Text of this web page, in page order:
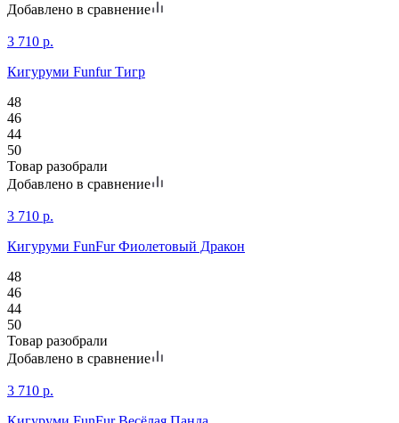
Добавлено в сравнение
3 710 р.
Кигуруми Funfur Тигр
48
46
44
50
Товар разобрали
Добавлено в сравнение
3 710 р.
Кигуруми FunFur Фиолетовый Дракон
48
46
44
50
Товар разобрали
Добавлено в сравнение
3 710 р.